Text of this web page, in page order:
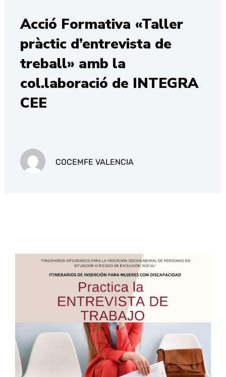
Acció Formativa «Taller
pràctic d’entrevista de
treball» amb la
col.laboració de INTEGRA
CEE
COCEMFE VALENCIA